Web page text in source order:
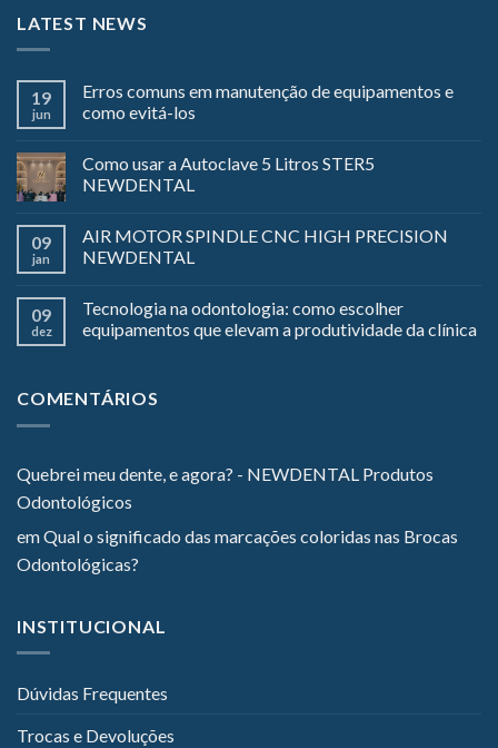
LATEST NEWS
19
jun
Erros comuns em manutenção de equipamentos e
como evitá-los
Como usar a Autoclave 5 Litros STER5
NEWDENTAL
09
jan
AIR MOTOR SPINDLE CNC HIGH PRECISION
NEWDENTAL
09
dez
Tecnologia na odontologia: como escolher
equipamentos que elevam a produtividade da clínica
COMENTÁRIOS
Quebrei meu dente, e agora? - NEWDENTAL Produtos
Odontológicos
emQual o significado das marcações coloridas nas Brocas
Odontológicas?
INSTITUCIONAL
Dúvidas Frequentes
Trocas e Devoluções